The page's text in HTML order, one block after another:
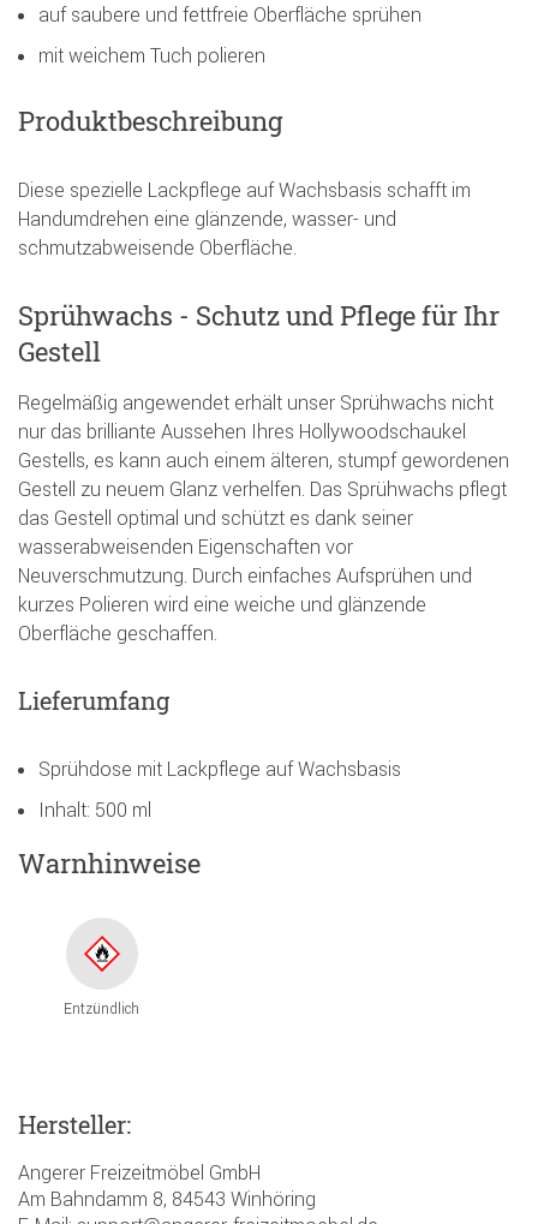
auf saubere und fettfreie Oberfläche sprühen
mit weichem Tuch polieren
Produktbeschreibung
Diese spezielle Lackpflege auf Wachsbasis schafft im
Handumdrehen eine glänzende, wasser- und
schmutzabweisende Oberfläche.
Sprühwachs - Schutz und Pflege für Ihr
Gestell
Regelmäßig angewendet erhält unser Sprühwachs nicht
nur das brilliante Aussehen Ihres Hollywoodschaukel
Gestells, es kann auch einem älteren, stumpf gewordenen
Gestell zu neuem Glanz verhelfen. Das Sprühwachs pflegt
das Gestell optimal und schützt es dank seiner
wasserabweisenden Eigenschaften vor
Neuverschmutzung. Durch einfaches Aufsprühen und
kurzes Polieren wird eine weiche und glänzende
Oberfläche geschaffen.
Lieferumfang
Sprühdose mit Lackpflege auf Wachsbasis
Inhalt: 500 ml
Warnhinweise
Entzündlich
Hersteller:
Angerer Freizeitmöbel GmbH
Am Bahndamm 8, 84543 Winhöring